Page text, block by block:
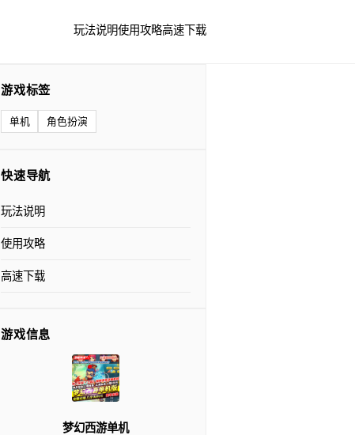
玩法说明使用攻略高速下载
游戏标签
单机 角色扮演
快速导航
玩法说明
使用攻略
高速下载
游戏信息
梦幻西游单机